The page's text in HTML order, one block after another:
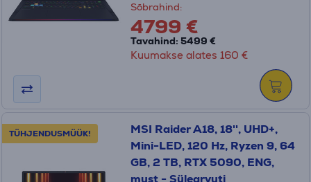
Sõbrahind:
4799 €
Tavahind: 5499 €
Kuumakse alates 160 €
TÜHJENDUSMÜÜK!
MSI Raider A18, 18'', UHD+,
Mini-LED, 120 Hz, Ryzen 9, 64
GB, 2 TB, RTX 5090, ENG,
must - Sülearvuti